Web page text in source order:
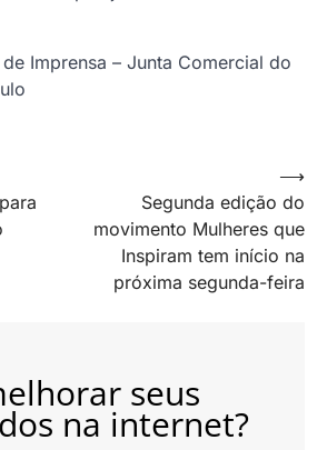
Imprensa – Junta Comercial do
Segunda edição do
movimento Mulheres que
Inspiram tem início na
próxima segunda-feira
⟶
seus
na internet?